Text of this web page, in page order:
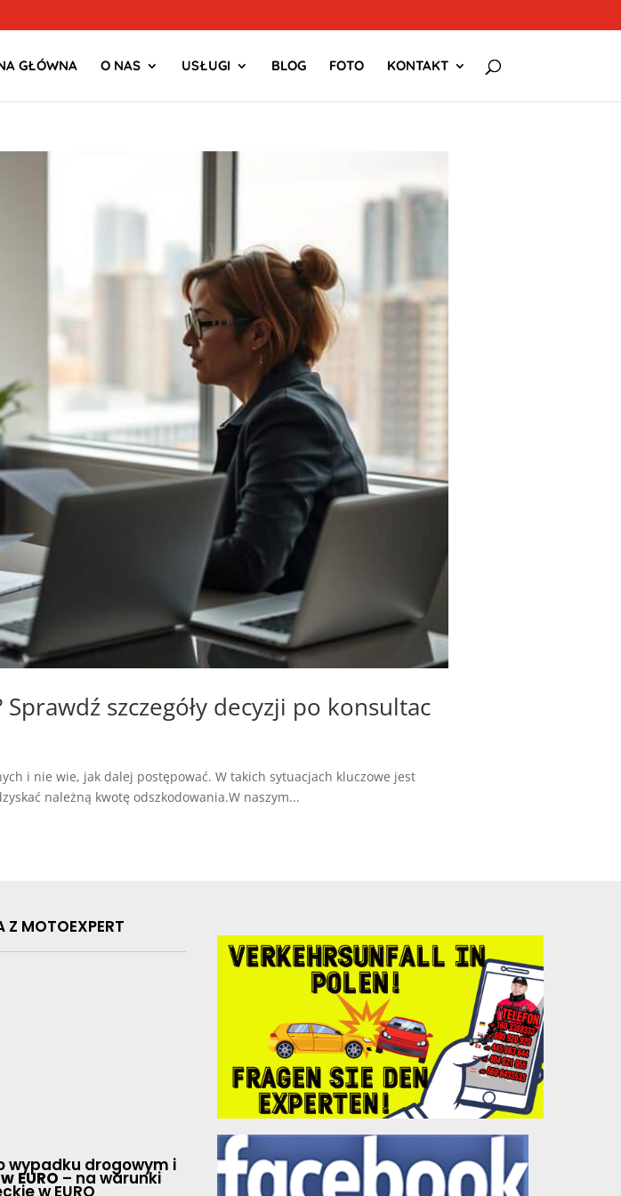
GŁÓWNA O NAS USŁUGI BLOG FOTO KONTAKT
szczegóły decyzji po konsultac
i nie wie, jak dalej postępować. W takich sytuacjach kluczowe jest
należną kwotę odszkodowania.W naszym...
Z MOTOEXPERT
wypadku drogowym i
w EURO – na warunki